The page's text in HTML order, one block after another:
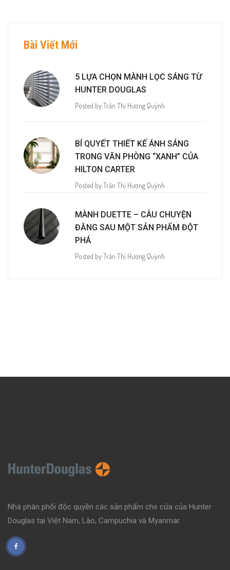
Bài Viết Mới
5 LỰA CHỌN MÀNH LỌC SÁNG TỪ
HUNTER DOUGLAS
Posted by Trần Thị Hương Quỳnh
BÍ QUYẾT THIẾT KẾ ÁNH SÁNG
TRONG VĂN PHÒNG “XANH” CỦA
HILTON CARTER
Posted by Trần Thị Hương Quỳnh
MÀNH DUETTE – CÂU CHUYỆN
ĐẰNG SAU MỘT SẢN PHẨM ĐỘT
PHÁ
Posted by Trần Thị Hương Quỳnh
Nhà phân phối độc quyền các sản phẩm che cửa của Hunter
Douglas tại Việt Nam, Lào, Campuchia và Myanmar.